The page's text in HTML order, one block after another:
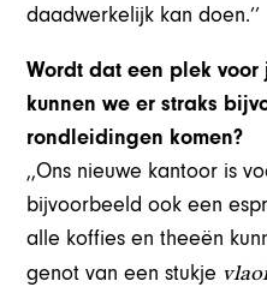
daadwerkelijk kan doen.’’
Wordt dat een plek
kunnen we er straks
rondleidingen komen?
,,Ons nieuwe kantoor is
bijvoorbeeld ook een
alle koffies en theeën
genot van een stukje